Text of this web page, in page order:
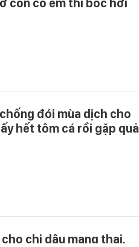
còn cô em thì bốc hơi
đói mùa dịch cho
hết tôm cá rồi gặp quả
chị dâu mang thai,